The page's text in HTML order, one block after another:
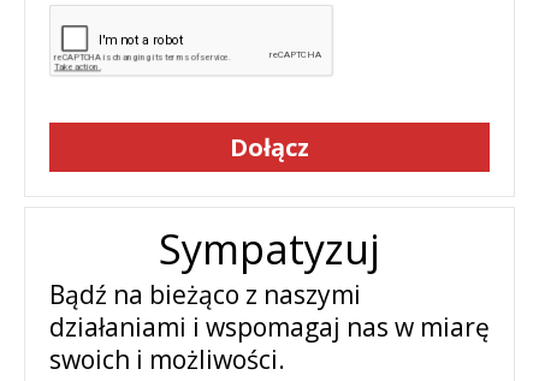
Dołącz
Sympatyzuj
Bądź na bieżąco z naszymi
działaniami i wspomagaj nas w miarę
swoich i możliwości.